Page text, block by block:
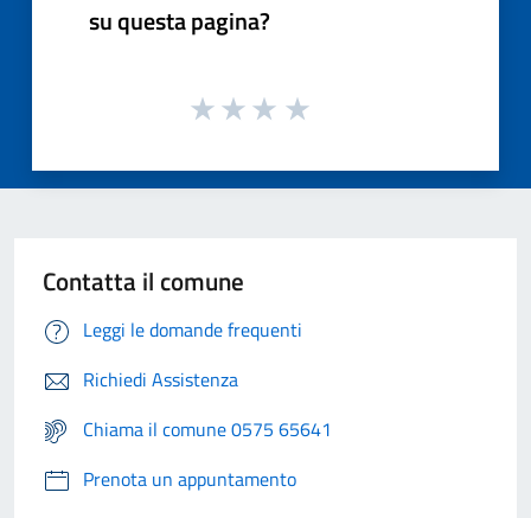
su questa pagina?
Contatta il comune
Leggi le domande frequenti
Richiedi Assistenza
Chiama il comune 0575 65641
Prenota un appuntamento